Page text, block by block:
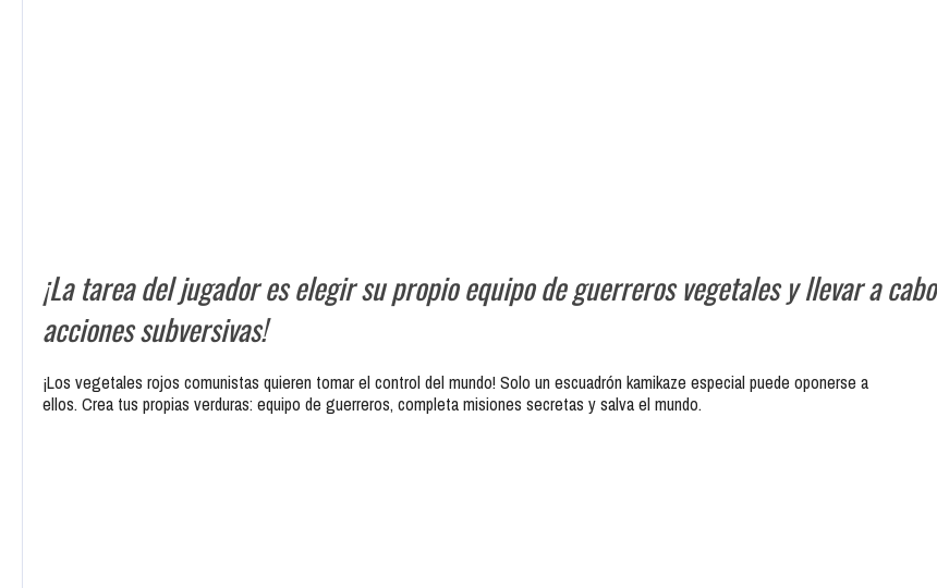
¡La tarea del jugador es elegir su propio equipo de guerreros vegetales y llevar a cabo
acciones subversivas!
¡Los vegetales rojos comunistas quieren tomar el control del mundo! Solo un escuadrón kamikaze especial puede oponerse a
ellos. Crea tus propias verduras: equipo de guerreros, completa misiones secretas y salva el mundo.